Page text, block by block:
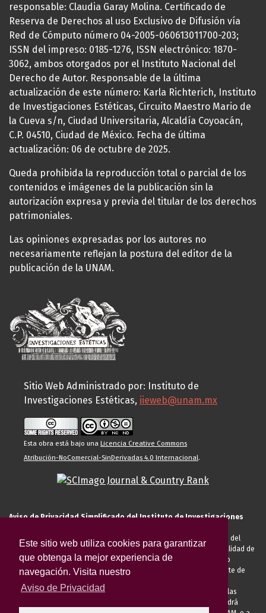
Este sitio web utiliza cookies para garantizar
que obtenga la mejor experiencia de
navegación. Visita nuestro
Aviso de Privacidad
responsable: Claudia Garay Molina. Certificado de
Reserva de Derechos al uso Exclusivo de Difusión vía
Red de Cómputo número 04-2005-060613011700-203;
ISSN del impreso: 0185-1276, ISSN electrónico: 1870-
3062, ambos otorgados por el Instituto Nacional del
Derecho de Autor. Responsable de la última
actualización de este número: Karla Richterich, Instituto
de Investigaciones Estéticas, Circuito Maestro Mario de
la Cueva s/n, Ciudad Universitaria, Alcaldía Coyoacán,
C.P. 04510, Ciudad de México. Fecha de última
actualización: 06 de octubre de 2025.
Queda prohibida la reproducción total o parcial de los
contenidos e imágenes de la publicación sin la
autorización expresa y previa del titular de los derechos
patrimoniales.
Las opiniones expresadas por los autores no
necesariamente reflejan la postura del editor de la
publicación de la UNAM.
Sitio Web Administrado por: Instituto de
Investigaciones Estéticas, iieweb@unam.mx
Esta obra está bajo una Licencia Creative Commons
Atribución-NoComercial-SinDerivadas 4.0 Internacional.
Aviso de Privacidad Simplificado del Instituto de Investigaciones
El Instituto de Investigaciones Estéticas de la UNAM, es responsable del
tratamiento de sus datos personales para el registro de usted en calidad de
alumno, docente, personal de la entidad académica, conferencista o
invitado externo (nacional o extranjero), visitante, proveedor o cliente de
anteriormente descritas u otras aquellas exigidas legalmente o por las
autoridades competentes podrá transferir sus datos personales. Podrá